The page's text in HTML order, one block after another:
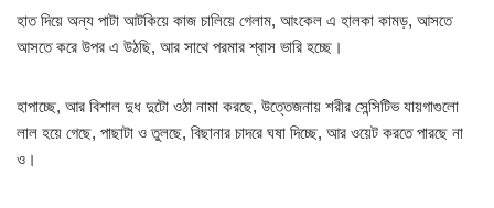
হাত দিয়ে অন্য পাটা আটকিয়ে কাজ চালিয়ে গেলাম, আংকেল এ হালকা কামড়, আসতে
আসতে করে উপর এ উঠছি, আর সাথে পরমার শ্বাস ভারি হচ্ছে।
হাপাচ্ছে, আর বিশাল দুধ দুটো ওঠা নামা করছে, উত্তেজনায় শরীর সেন্সিটিভ যায়গাগুলো
লাল হয়ে গেছে, পাছাটা ও তুলছে, বিছানার চাদরে ঘষা দিচ্ছে, আর ওয়েট করতে পারছে না
ও।